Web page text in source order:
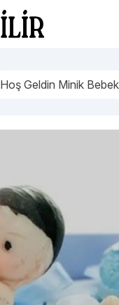
Hoş Geldin Minik